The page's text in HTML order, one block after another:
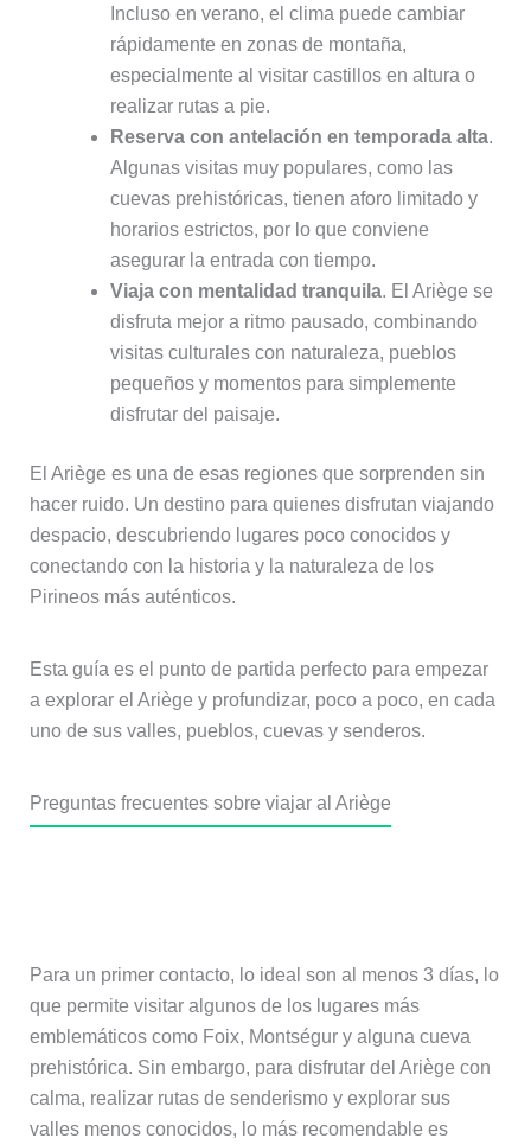
Incluso en verano, el clima puede cambiar
rápidamente en zonas de montaña,
especialmente al visitar castillos en altura o
realizar rutas a pie.
Reserva con antelación en temporada alta.
Algunas visitas muy populares, como las
cuevas prehistóricas, tienen aforo limitado y
horarios estrictos, por lo que conviene
asegurar la entrada con tiempo.
Viaja con mentalidad tranquila. El Ariège se
disfruta mejor a ritmo pausado, combinando
visitas culturales con naturaleza, pueblos
pequeños y momentos para simplemente
disfrutar del paisaje.
El Ariège es una de esas regiones que sorprenden sin
hacer ruido. Un destino para quienes disfrutan viajando
despacio, descubriendo lugares poco conocidos y
conectando con la historia y la naturaleza de los
Pirineos más auténticos.
Esta guía es el punto de partida perfecto para empezar
a explorar el Ariège y profundizar, poco a poco, en cada
uno de sus valles, pueblos, cuevas y senderos.
Preguntas frecuentes sobre viajar al Ariège
Para un primer contacto, lo ideal son al menos 3 días, lo
que permite visitar algunos de los lugares más
emblemáticos como Foix, Montségur y alguna cueva
prehistórica. Sin embargo, para disfrutar del Ariège con
calma, realizar rutas de senderismo y explorar sus
valles menos conocidos, lo más recomendable es